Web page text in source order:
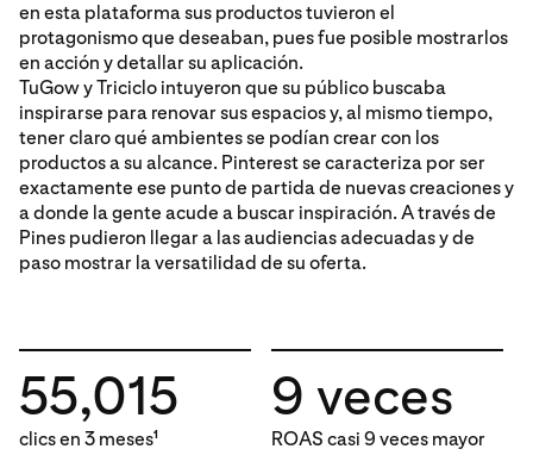
en esta plataforma sus productos tuvieron el
protagonismo que deseaban, pues fue posible mostrarlos
en acción y detallar su aplicación.
TuGow y Triciclo intuyeron que su público buscaba
inspirarse para renovar sus espacios y, al mismo tiempo,
tener claro qué ambientes se podían crear con los
productos a su alcance. Pinterest se caracteriza por ser
exactamente ese punto de partida de nuevas creaciones y
a donde la gente acude a buscar inspiración. A través de
Pines pudieron llegar a las audiencias adecuadas y de
paso mostrar la versatilidad de su oferta.
55,015
clics en 3 meses1
9 veces
ROAS casi 9 veces mayor